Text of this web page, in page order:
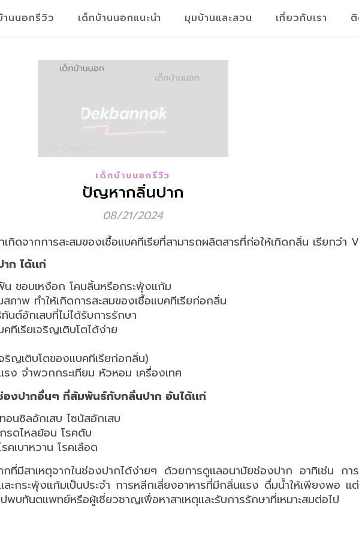
านนอกรีวิว เด็กบ้านนอกแนะนำ มุมบ้านและสวน เกี่ยวกับเรา
เด็กบ้านนอกรีวิว
ปัญหากลิ่นปาก
08/21/2024
ดจากการสะสมของเชื้อแบคทีเรียที่สามารถผลิตสารที่ก่อให้เกิดกลิ่น เรียกว่า
ก ได้เเก่
ขอบเหงือก โคนลิ้นหรือกระพุ้งเเก้ม
าพ ทำให้เกิดการสะสมของเชื้อแบคทีเรียก่อกลิ่น
นต์อักเสบที่ไม่ได้รับการรักษา
คทีเรียเจริญเติบโตได้ง่าย
ญเติบโตของแบคทีเรียก่อกลิ่น)
รง จำพวกกระเทียม หัวหอม เครื่องเทศ
งปากอื่นๆ ที่สัมพันธ์กับกลิ่นปาก อันได้เเก่
อนซิลอักเสบ ไซนัสอักเสบ
รดไหลย้อน โรคตับ
คเบาหวาน โรคเลือด
ที่มีสาเหตุจากในช่องปากได้ง่ายๆ ด้วยการดูเเลอนามัยช่องปาก อาทิเช่น กา
ะกระพุ้งเเก้มเป็นประจำ การหลีกเลี่ยงอาหารที่มีกลิ่นเเรง ดื่มน้ำให้เพียงพอ เ
พบทันตเเพทย์หรือผู้เชี่ยวชาญเพื่อหาสาเหตุเเละรับการรักษาที่เหมาะสมต่อไป